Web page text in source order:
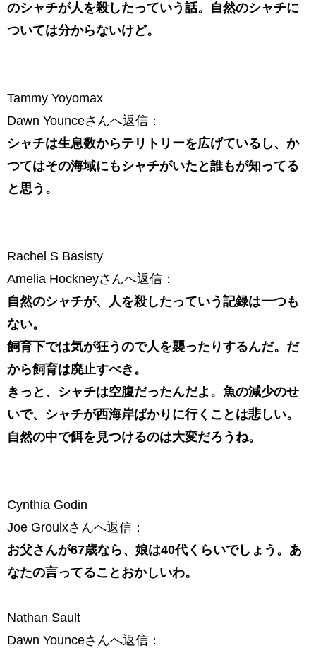
のシャチが人を殺したっていう話。自然のシャチに
ついては分からないけど。
Tammy Yoyomax
Dawn Younceさんへ返信：
シャチは生息数からテリトリーを広げているし、か
つてはその海域にもシャチがいたと誰もが知ってる
と思う。
Rachel S Basisty
Amelia Hockneyさんへ返信：
自然のシャチが、人を殺したっていう記録は一つも
ない。
飼育下では気が狂うので人を襲ったりするんだ。だ
から飼育は廃止すべき。
きっと、シャチは空腹だったんだよ。魚の減少のせ
いで、シャチが西海岸ばかりに行くことは悲しい。
自然の中で餌を見つけるのは大変だろうね。
Cynthia Godin
Joe Groulxさんへ返信：
お父さんが67歳なら、娘は40代くらいでしょう。あ
なたの言ってることおかしいわ。
Nathan Sault
Dawn Younceさんへ返信：